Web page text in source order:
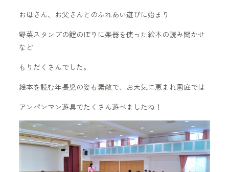
お母さん、お父さんとのふれあい遊びに始まり
野菜スタンプの鯉のぼりに楽器を使った絵本の読み聞かせ
など
もりだくさんでした。
絵本を読む年長児の姿も素敵で、お天気に恵まれ園庭では
アンパンマン遊具でたくさん遊べましたね！